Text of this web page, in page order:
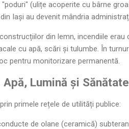
"poduri" (ulițe acoperite cu bârne
Iași au devenit mândria
din lemn, incendiile erau
cu apă, scări și tulumbe. În
pentru monitorizare permanentă.
Lumină și Sănătate
primele rețele de utilități publice:
de olane (ceramică)